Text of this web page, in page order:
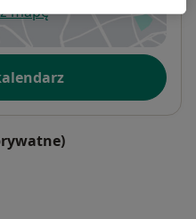
mapęsię w nowej karcie